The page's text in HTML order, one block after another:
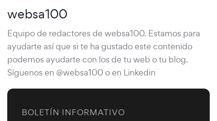
websa100
Equipo de redactores de websa100. Estamos para
ayudarte así que si te ha gustado este contenido
podemos ayudarte con los de tu web o tu blog.
Síguenos en @websa100 o en Linkedin
BOLETÍN INFORMATIVO